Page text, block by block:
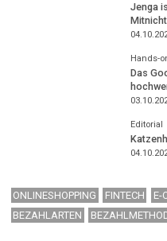
Jenga
Hands-
Das
Editorial
ONLINESHOPPING FINTECH
E-
BEZAHLARTEN